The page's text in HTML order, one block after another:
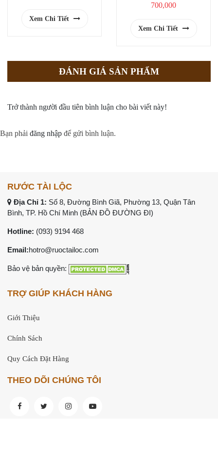
Xem Chi Tiết
700,000
Xem Chi Tiết
ĐÁNH GIÁ SẢN PHẨM
Trở thành người đầu tiên bình luận cho bài viết này!
Bạn phải đăng nhập để gửi bình luận.
RƯỚC TÀI LỘC
Địa Chỉ 1: Số 8, Đường Bình Giã, Phường 13, Quận Tân
Bình, TP. Hồ Chí Minh (BẢN ĐỒ ĐƯỜNG ĐI)
Hotline: (093) 9194 468
Email:hotro@ruoctailoc.com
Bảo vệ bản quyền:
TRỢ GIÚP KHÁCH HÀNG
Giới Thiệu
Chính Sách
Quy Cách Đặt Hàng
THEO DÕI CHÚNG TÔI